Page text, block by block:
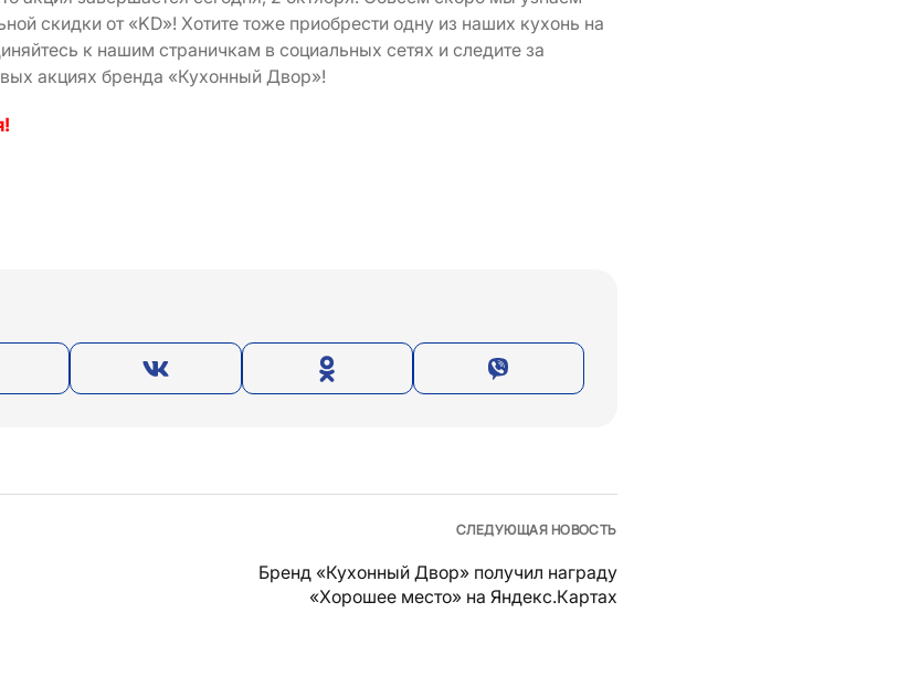
скидки от «KD»! Хотите тоже приобрести одну из наших кухонь на
к нашим страничкам в социальных сетях и следите за
акциях бренда «Кухонный Двор»!
СЛЕДУЮЩАЯ НОВОСТЬ
Бренд «Кухонный Двор» получил награду
«Хорошее место» на Яндекс.Картах